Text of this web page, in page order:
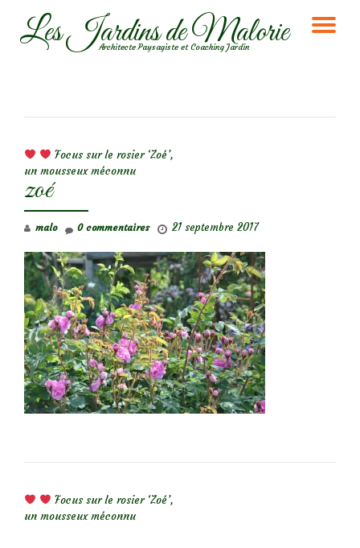
AllerLes Jardins de Malorie
Architecte Paysagiste et Coaching Jardin
Focus sur le rosier ‘Zoé’,
un mousseux méconnu
zoé
malo 21 septembre 2017
0 commentaires
Focus sur le rosier ‘Zoé’,
un mousseux méconnu